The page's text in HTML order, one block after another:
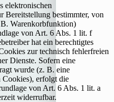
elektronischen
Bereitstellung bestimmter, von
Warenkorbfunktion)
von Art. 6 Abs. 1 lit. f
hat ein berechtigtes
zur technisch fehlerfreien
Dienste. Sofern eine
wurde (z. B. eine
erfolgt die
von Art. 6 Abs. 1 lit. a
widerrufbar.